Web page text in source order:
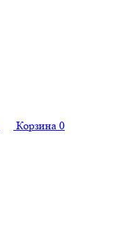
Корзина 0